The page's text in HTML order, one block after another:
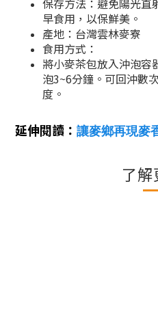
保存方法：避免陽光直
早食用，以保鮮美。
產地：台灣雲林麥寮
食用方式：
將小麥茶包放入沖泡容
泡3~6分鐘。可回沖數
度。
延伸閱讀： 讓麥鄉再現麥
了解